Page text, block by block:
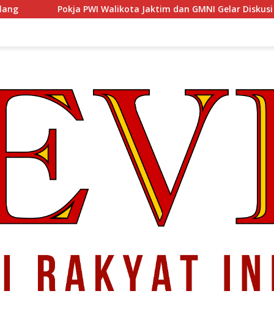
PWI Walikota Jaktim dan GMNI Gelar Diskusi Jurnalistik,